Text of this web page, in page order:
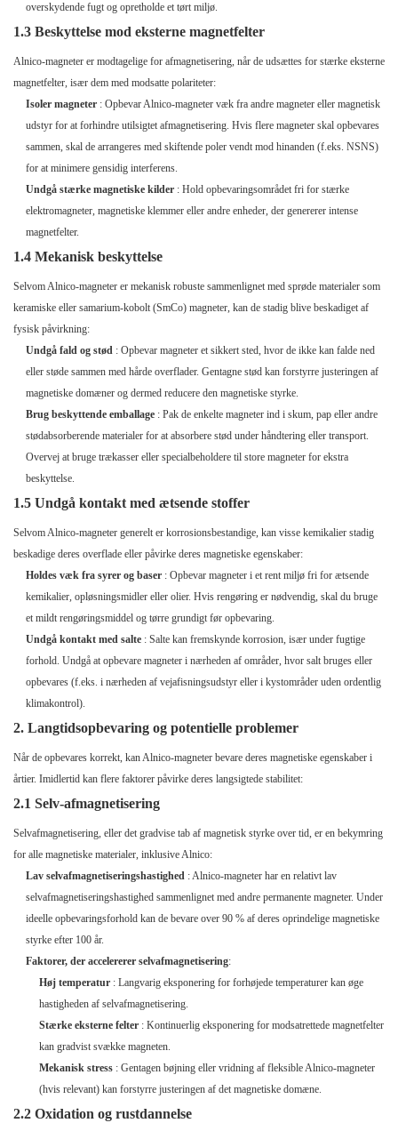
overskydende fugt og opretholde et tørt miljø.
1.3 Beskyttelse mod eksterne magnetfelter
Alnico-magneter er modtagelige for afmagnetisering, når de udsættes for stærke eksterne
magnetfelter, især dem med modsatte polariteter:
Isoler magneter : Opbevar Alnico-magneter væk fra andre magneter eller magnetisk
udstyr for at forhindre utilsigtet afmagnetisering. Hvis flere magneter skal opbevares
sammen, skal de arrangeres med skiftende poler vendt mod hinanden (f.eks. NSNS)
for at minimere gensidig interferens.
Undgå stærke magnetiske kilder : Hold opbevaringsområdet fri for stærke
elektromagneter, magnetiske klemmer eller andre enheder, der genererer intense
magnetfelter.
1.4 Mekanisk beskyttelse
Selvom Alnico-magneter er mekanisk robuste sammenlignet med sprøde materialer som
keramiske eller samarium-kobolt (SmCo) magneter, kan de stadig blive beskadiget af
fysisk påvirkning:
Undgå fald og stød : Opbevar magneter et sikkert sted, hvor de ikke kan falde ned
eller støde sammen med hårde overflader. Gentagne stød kan forstyrre justeringen af ​​
magnetiske domæner og dermed reducere den magnetiske styrke.
Brug beskyttende emballage : Pak de enkelte magneter ind i skum, pap eller andre
stødabsorberende materialer for at absorbere stød under håndtering eller transport.
Overvej at bruge trækasser eller specialbeholdere til store magneter for ekstra
beskyttelse.
1.5 Undgå kontakt med ætsende stoffer
Selvom Alnico-magneter generelt er korrosionsbestandige, kan visse kemikalier stadig
beskadige deres overflade eller påvirke deres magnetiske egenskaber:
Holdes væk fra syrer og baser : Opbevar magneter i et rent miljø fri for ætsende
kemikalier, opløsningsmidler eller olier. Hvis rengøring er nødvendig, skal du bruge
et mildt rengøringsmiddel og tørre grundigt før opbevaring.
Undgå kontakt med salte : Salte kan fremskynde korrosion, især under fugtige
forhold. Undgå at opbevare magneter i nærheden af ​​områder, hvor salt bruges eller
opbevares (f.eks. i nærheden af ​​vejafisningsudstyr eller i kystområder uden ordentlig
klimakontrol).
2. Langtidsopbevaring og potentielle problemer
Når de opbevares korrekt, kan Alnico-magneter bevare deres magnetiske egenskaber i
årtier. Imidlertid kan flere faktorer påvirke deres langsigtede stabilitet:
2.1 Selv-afmagnetisering
Selvafmagnetisering, eller det gradvise tab af magnetisk styrke over tid, er en bekymring
for alle magnetiske materialer, inklusive Alnico:
Lav selvafmagnetiseringshastighed : Alnico-magneter har en relativt lav
selvafmagnetiseringshastighed sammenlignet med andre permanente magneter. Under
ideelle opbevaringsforhold kan de bevare over 90 % af deres oprindelige magnetiske
styrke efter 100 år.
Faktorer, der accelererer selvafmagnetisering:
Høj temperatur: Langvarig eksponering for forhøjede temperaturer kan øge
hastigheden af ​​selvafmagnetisering.
Stærke eksterne felter: Kontinuerlig eksponering for modsatrettede magnetfelter
kan gradvist svække magneten.
Mekanisk stress: Gentagen bøjning eller vridning af fleksible Alnico-magneter
(hvis relevant) kan forstyrre justeringen af ​​det magnetiske domæne.
2.2 Oxidation og rustdannelse